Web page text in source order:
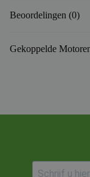
Beoordelingen (0)
Gekoppelde